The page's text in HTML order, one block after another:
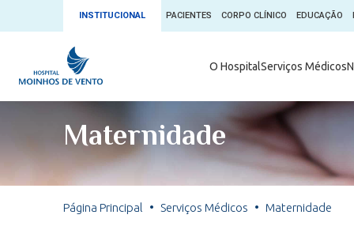
INSTITUCIONAL PACIENTES CORPO CLÍNICO EDUCAÇÃO
O HospitalServiços Médicos
Serviços Médicos
Núcleos e Especialidades
Exames
Fale com o Moinhos
Ambulatório
Comitê de
Conheça
Blog Saúde
Convênios
Maternidade
Página Principal Serviços Médicos Maternidade